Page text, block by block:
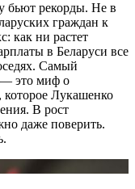
бьют рекорды. Не в
граждан к
как ни растет
в Беларуси все
Самый
это миф о
которое Лукашенко
В рост
даже поверить.